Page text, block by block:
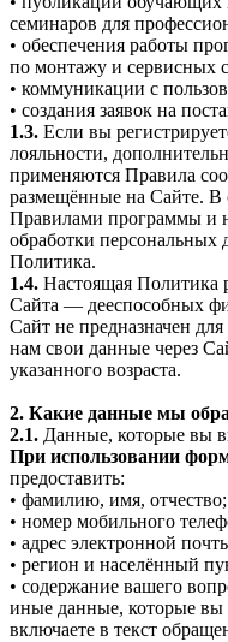
семинаров для
• обеспечения работы
по монтажу и сервисных
• коммуникации с
• создания заявок на
1.3. Если вы
лояльности,
применяются Правила
размещённые на Сайте. В
Правилами программы и
обработки персональных
Политика.
1.4. Настоящая Политика
Сайта — дееспособных
Сайт не предназначен
нам свои данные через
указанного возраста.
2. Какие данные мы
2.1. Данные, которые вы
При использовании
предоставить:
• фамилию, имя, отчество;
• номер мобильного
• адрес электронной
• регион и населённый
• содержание вашего
иные данные, которые
включаете в текст